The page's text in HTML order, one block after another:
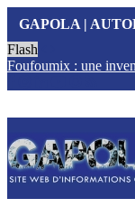
GAPOLA |
Flash
Foufoumix : une